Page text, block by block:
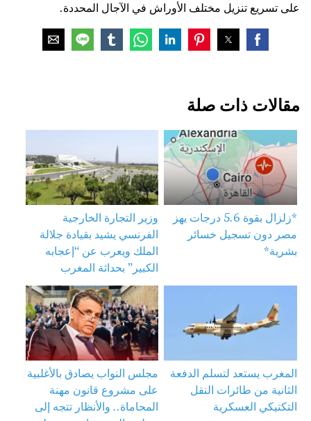
على تسريع تنزيل مختلف الأوراش في الآجال المحددة.
مقالات ذات صلة
*زلزال بقوة 5.6 درجات يهز
مصر دون تسجيل خسائر
بشرية*
وزير التجارة الخارجية
الفرنسي يشيد بقيادة جلالة
الملك ويعرب عن “إعجابه
الكبير” بحداثة المغرب
المغرب يستعد لتسلم الدفعة
الثانية من طائرات النقل
التكتيكي العسكرية
مجلس النواب يصادق بالأغلبية
على مشروع قانون مهنة
المحاماة.. والأنظار تتجه إلى